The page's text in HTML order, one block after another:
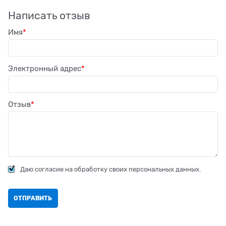
Написать отзыв
Имя
Электронный адрес
Отзыв
Даю согласие на обработку своих персональных данных.